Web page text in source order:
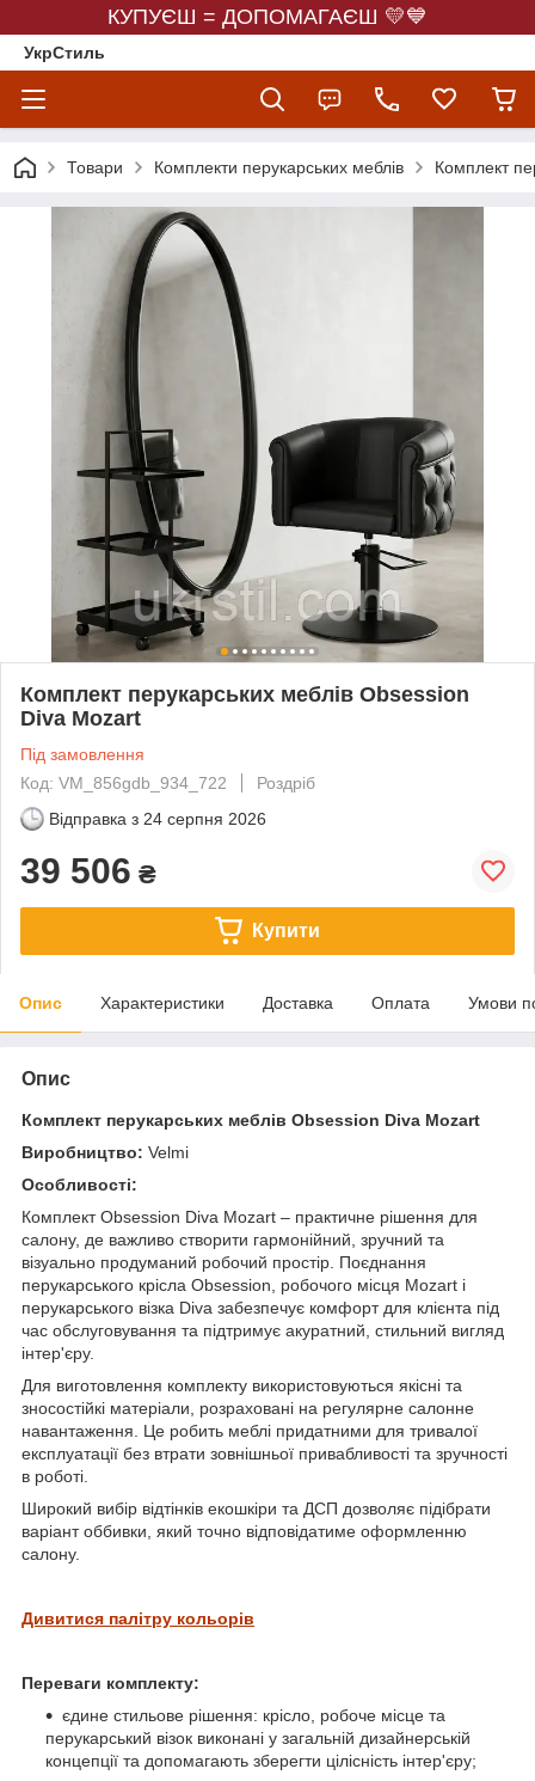
КУПУЄШ = ДОПОМАГАЄШ 💛💙
УкрСтиль
Товари Комплекти перукарських меблів Комплект
Комплект перукарських меблів Obsession
Diva Mozart
Під замовлення
Код: VM_856gdb_934_722
Роздріб
Відправка з 24 серпня 2026
39 506 ₴
Купити
Опис Характеристики Доставка Оплата Умови
Опис
Комплект перукарських меблів Obsession Diva Mozart
Виробництво: Velmi
Особливості:
Комплект Obsession Diva Mozart – практичне рішення для
салону, де важливо створити гармонійний, зручний та
візуально продуманий робочий простір. Поєднання
перукарського крісла Obsession, робочого місця Mozart і
перукарського візка Diva забезпечує комфорт для клієнта під
час обслуговування та підтримує акуратний, стильний вигляд
інтер'єру.
Для виготовлення комплекту використовуються якісні та
зносостійкі матеріали, розраховані на регулярне салонне
навантаження. Це робить меблі придатними для тривалої
експлуатації без втрати зовнішньої привабливості та зручності
в роботі.
Широкий вибір відтінків екошкіри та ДСП дозволяє підібрати
варіант оббивки, який точно відповідатиме оформленню
салону.
Дивитися палітру кольорів
Переваги комплекту:
єдине стильове рішення: крісло, робоче місце та
перукарський візок виконані у загальній дизайнерській
концепції та допомагають зберегти цілісність інтер'єру;